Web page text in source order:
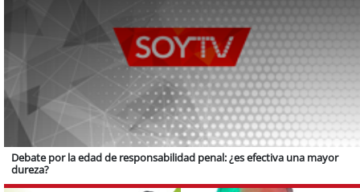
Debate por la edad de responsabilidad penal: ¿es efectiva una mayor
dureza?